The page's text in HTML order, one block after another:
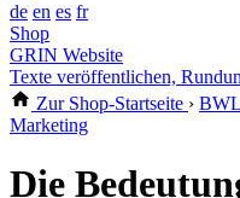
de en es fr
Shop
GRIN Website
Texte veröffentlichen,
Zur Shop-Startseite ›
Marketing
Die